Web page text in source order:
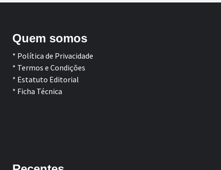
Quem somos
* Política de Privacidade
* Termos e Condições
* Estatuto Editorial
* Ficha Técnica